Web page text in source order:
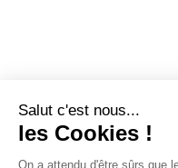
Salut c'est nous...
les Cookies !
On a attendu d'être sûrs que